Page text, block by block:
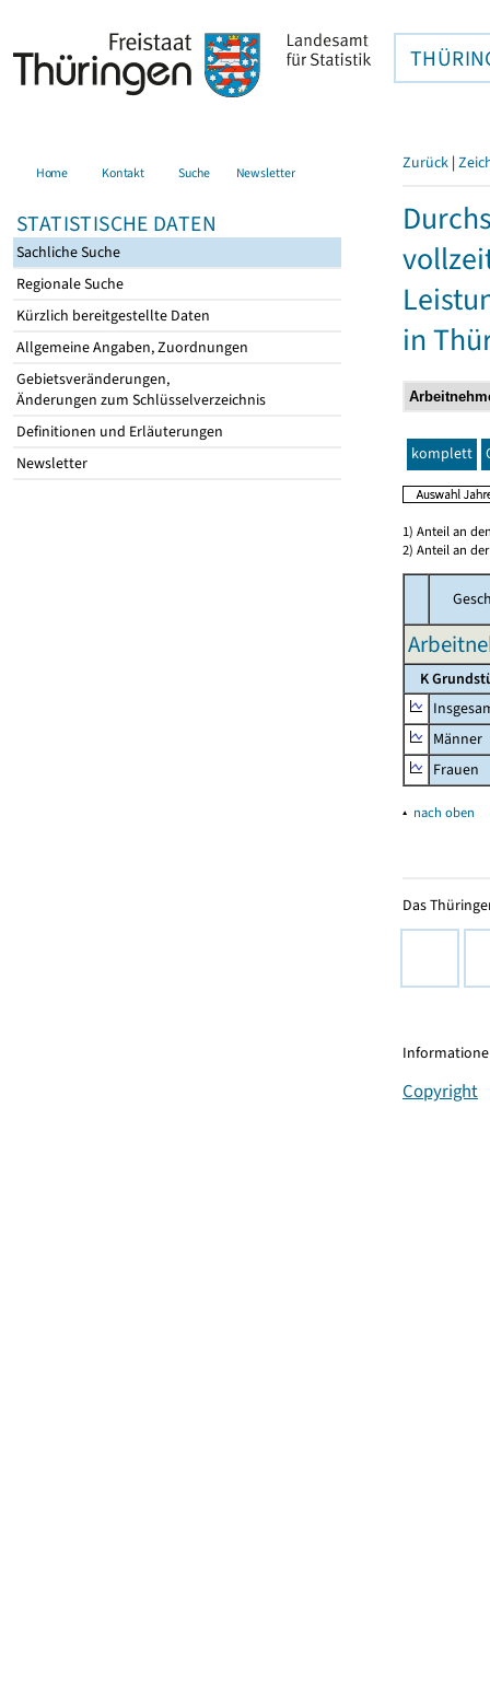
Home Kontakt Suche Newsletter
STATISTISCHE DATEN
Sachliche Suche
Regionale Suche
Kürzlich bereitgestellte Daten
Allgemeine Angaben, Zuordnungen
Gebietsveränderungen,
Änderungen zum Schlüsselverzeichnis
Definitionen und Erläuterungen
Newsletter
Zurück |
in
komplett
1) Anteil an
2) Anteil an
K
Männer
Frauen
▴ nach oben
Das
Copyright